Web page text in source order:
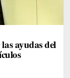
ayudas del